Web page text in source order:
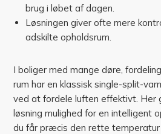
brug i løbet af dagen.
Løsningen giver ofte mere
adskilte opholdsrum.
I boliger med mange døre,
rum har en klassisk single-split-
ved at fordele luften effektivt. Her
løsning mulighed for en intelligent
du får præcis den rette temperatur